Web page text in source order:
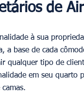
de
à sua
a base de cada
qualquer tipo de
em seu quarto